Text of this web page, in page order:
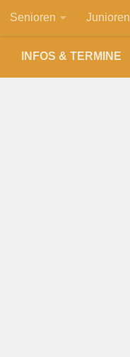
Zum Inhalt springen
Senioren Junioren
INFOS & TERMINE